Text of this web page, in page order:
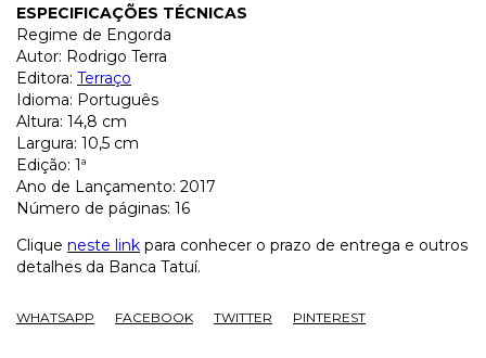
ESPECIFICAÇÕES TÉCNICAS
Regime de Engorda
Autor: Rodrigo Terra
Editora: Terraço
Idioma: Português
Altura: 14,8 cm
Largura: 10,5 cm
Edição: 1ª
Ano de Lançamento: 2017
Número de páginas: 16
Clique neste link para conhecer o prazo de entrega e outros
detalhes da Banca Tatuí.
WHATSAPP FACEBOOK TWITTER PINTEREST